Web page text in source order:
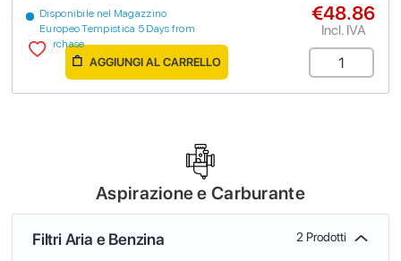
Disponibile nel Magazzino
Europeo Tempistica 5 Days from
purchase
€48.86
Incl. IVA
AGGIUNGI AL CARRELLO
Aspirazione e Carburante
Filtri Aria e Benzina 2 Prodotti